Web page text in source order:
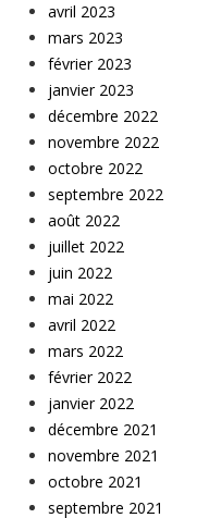
avril 2023
mars 2023
février 2023
janvier 2023
décembre 2022
novembre 2022
octobre 2022
septembre 2022
août 2022
juillet 2022
juin 2022
mai 2022
avril 2022
mars 2022
février 2022
janvier 2022
décembre 2021
novembre 2021
octobre 2021
septembre 2021